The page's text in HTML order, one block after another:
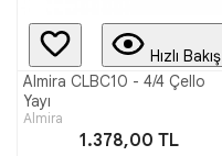
Hızlı Bakış
Almira CLBC10 - 4/4 Çello
Yayı
Almira
1.378,00 TL